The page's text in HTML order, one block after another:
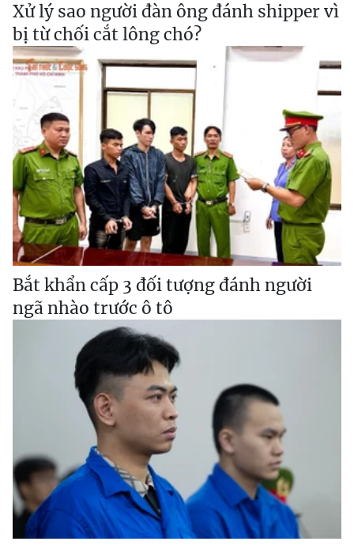
Xử lý sao người đàn ông đánh shipper vì
bị từ chối cắt lông chó?
Bắt khẩn cấp 3 đối tượng đánh người
ngã nhào trước ô tô